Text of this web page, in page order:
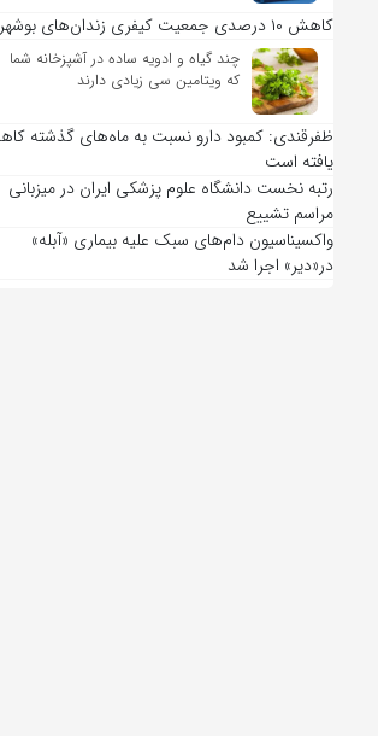
کاهش ۱۰ درصدی جمعیت کیفری زندان‌های بوشهر
چند گیاه و ادویه ساده در آشپزخانه شما
که ویتامین سی زیادی دارند
ظفرقندی: کمبود دارو نسبت به ماه‌های گذشته
یافته است
رتبه نخست دانشگاه علوم پزشکی ایران در میزبانی
مراسم تشییع
واکسیناسیون دام‌های سبک علیه بیماری «آبله»
در«دیر» اجرا شد